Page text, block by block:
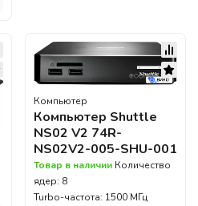
Компьютер
Компьютер Shuttle
NS02 V2 74R-
NS02V2-005-SHU-001
Товар в наличии Количество
ядер: 8
Turbo-частота: 1500 МГц